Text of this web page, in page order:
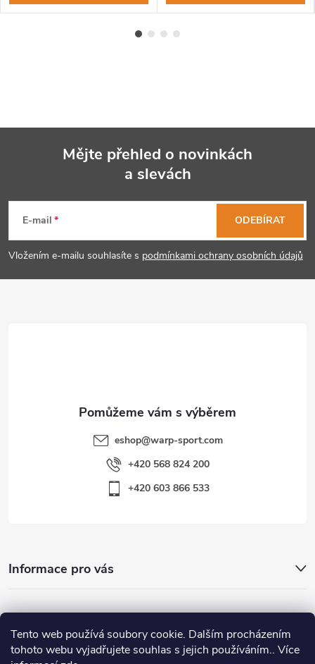
Tento web používá soubory cookie. Dalším procházením
tohoto webu vyjadřujete souhlas s jejich používáním.. Více
p
Mějte přehled o novinkách
a slevách
E-mail
Vložením e-mailu souhlasíte s podmínkami ochrany osobních údajů
ODEBÍRAT
eshop@warp-sport.com
+420 568 824 200
+420 603 866 533
Informace pro vás
Nejhledanější